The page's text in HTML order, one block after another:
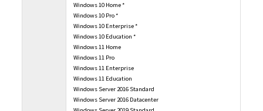
Windows 10 Home *
Windows 10 Pro *
Windows 10 Enterprise *
Windows 10 Education *
Windows 11 Home
Windows 11 Pro
Windows 11 Enterprise
Windows 11 Education
Windows Server 2016 Standard
Windows Server 2016 Datacenter